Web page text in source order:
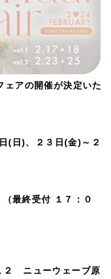
アの開催が決定いた
(日)、２３日(金)～２
最終受付 １７：０
２ ニューウェーブ原